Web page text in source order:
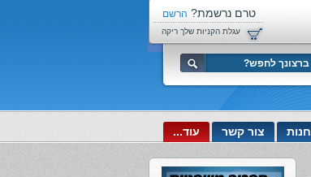
טרם נרשמת? הרשם
עכשיו!
עגלת הקניות שלך ריקה
חנות צור קשר עוד...